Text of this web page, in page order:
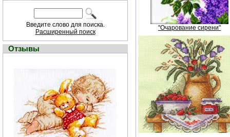
Введите слово для поиска.
Расширенный поиск
Отзывы
"Очарование сирени"